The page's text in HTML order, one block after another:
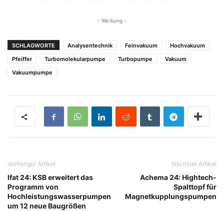
- Werbung -
SCHLAGWORTE Analysentechnik Feinvakuum
Hochvakuum
Pfeiffer
Turbomolekularpumpe Turbopumpe
Vakuum
Vakuumpumpe
Vorheriger Artikel
Ifat 24: KSB erweitert das
Programm von
Hochleistungswasserpumpen
um 12 neue Baugrößen
Nächster Artikel
Achema 24: Hightech-
Spalttopf für
Magnetkupplungspumpen